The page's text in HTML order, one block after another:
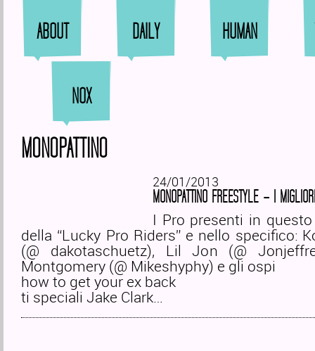
ABOUT DAILY HUMAN
NOX
MONOPATTINO
24/01/2013
MONOPATTINO FREESTYLE – I
I Pro presenti in
della “Lucky Pro Riders” e nello specifico:
(@ dakotaschuetz), Lil Jon (@
Montgomery (@ Mikeshyphy) e gli ospi
how to get your ex back
ti speciali Jake Clark…